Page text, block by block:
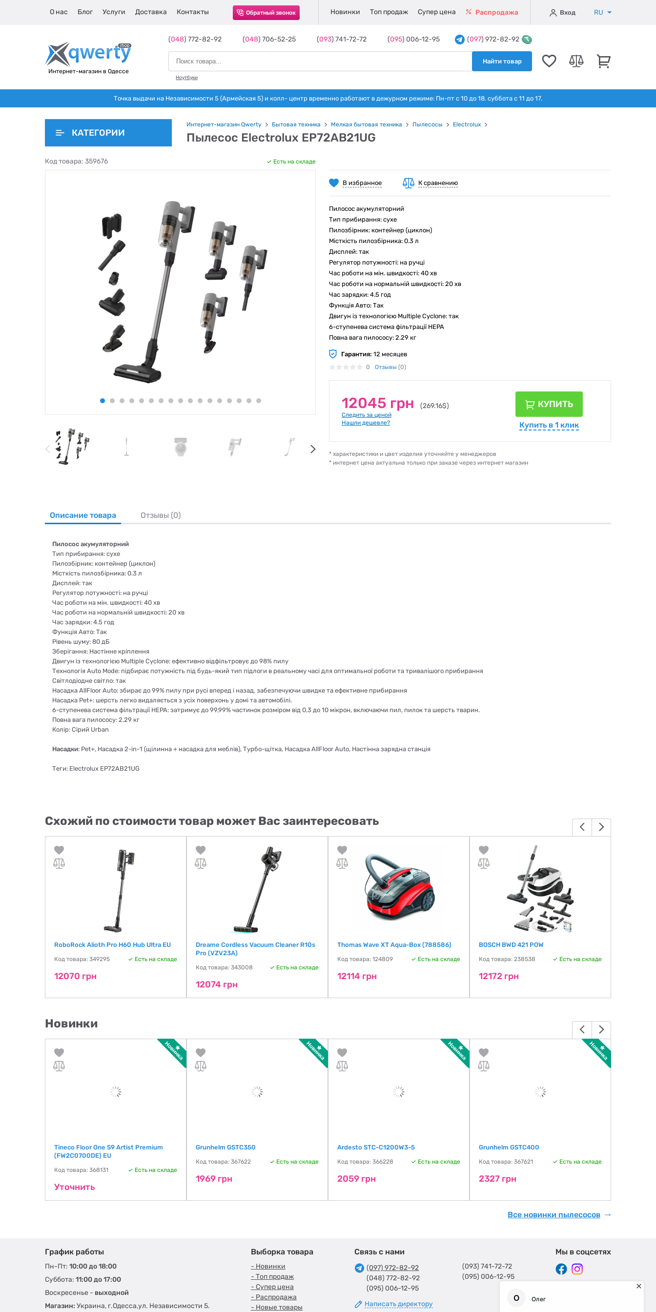
О нас Блог Услуги Доставка Контакты Обратный звонок Новинки Топ продаж Супер цена Распродажа Вход RU
Интернет-магазин в Одессе
(048) 772-82-92 (048) 706-52-25 (093) 741-72-72 (095) 006-12-95 (097) 972-82-92
Найти товар
Ноутбуки
Точка выдачи на Независимости 5 (Армейская 5) и колл- центр временно работают в дежурном режиме: Пн-пт с 10 до 18. суббота с 11 до 17.
КАТЕГОРИИ
Интернет-магазин Qwerty Бытовая техника Мелкая бытовая техника Пылесосы Electrolux
Пылесос Electrolux EP72AB21UG
Код товара: 359676 Есть на складе
В избранное К сравнению
Пилосос акумуляторний
Тип прибирання: сухе
Пилозбірник: контейнер (циклон)
Місткість пилозбірника: 0.3 л
Дисплей: так
Регулятор потужності: на ручці
Час роботи на мін. швидкості: 40 хв
Час роботи на нормальній швидкості: 20 хв
Час зарядки: 4.5 год
Функція Авто: Так
Двигун із технологією Multiple Cyclone: так
6-ступенева система фільтрації HEPA
Повна вага пилососу: 2.29 кг
Гарантия: 12 месяцев
0 Отзывы (0)
12045 грн (269.16$)
Следить за ценой
Нашли дешевле?
КУПИТЬ
Купить в 1 клик
* характеристики и цвет изделия уточняйте у менеджеров
* интернет цена актуальна только при заказе через интернет магазин
Описание товара Отзывы (0)
Пилосос акумуляторний
Тип прибирання: сухе
Пилозбірник: контейнер (циклон)
Місткість пилозбірника: 0.3 л
Дисплей: так
Регулятор потужності: на ручці
Час роботи на мін. швидкості: 40 хв
Час роботи на нормальній швидкості: 20 хв
Час зарядки: 4.5 год
Функція Авто: Так
Рівень шуму: 80 дБ
Зберігання: Настінне кріплення
Двигун із технологією Multiple Cyclone: ефективно відфільтровує до 98% пилу
Технологія Auto Mode: підбирає потужність під будь-який тип підлоги в реальному часі для оптимальної роботи та тривалішого прибирання
Світлодіодне світло: так
Насадка AllFloor Auto: збирає до 99% пилу при русі вперед і назад, забезпечуючи швидке та ефективне прибирання
Насадка Pet+: шерсть легко видаляється з усіх поверхонь у домі та автомобілі.
6-ступенева система фільтрації HEPA: затримує до 99,99% частинок розміром від 0,3 до 10 мікрон, включаючи пил, пилок та шерсть тварин.
Повна вага пилососу: 2.29 кг
Колір: Сірий Urban
Насадки: Pet+, Насадка 2-in-1 (щілинна + насадка для меблів), Турбо-щітка, Насадка AllFloor Auto, Настінна зарядна станція
Теги: Electrolux EP72AB21UG
Схожий по стоимости товар может Вас заинтересовать
RoboRock Alioth Pro H60 Hub Ultra EU
Код товара: 349295 Есть на складе
12070 грн
Dreame Cordless Vacuum Cleaner R10s
Pro (VZV23A)
Код товара: 343008 Есть на складе
12074 грн
Thomas Wave XT Aqua-Box (788586)
Код товара: 124809 Есть на складе
12114 грн
BOSCH BWD 421 POW
Код товара: 238538 Есть на складе
12172 грн
Новинки
Tineco Floor One S9 Artist Premium
(FW2C0700DE) EU
Код товара: 368131 Есть на складе
Уточнить
Grunhelm GSTC350
Код товара: 367622 Есть на складе
1969 грн
Ardesto STC-C1200W3-5
Код товара: 366228 Есть на складе
2059 грн
Grunhelm GSTC400
Код товара: 367621 Есть на складе
2327 грн
Все новинки пылесосов
График работы
Пн-Пт: 10:00 до 18:00
Суббота: 11:00 до 17:00
Воскресенье - выходной
Магазин: Украина, г.Одесса,ул. Независимости 5.
Выборка товара
- Новинки
- Топ продаж
- Супер цена
- Распродажа
- Новые товары
Связь с нами
(097) 972-82-92
(048) 772-82-92
(095) 006-12-95
Написать директору
(093) 741-72-72
(095) 006-12-95
Мы в соцсетях